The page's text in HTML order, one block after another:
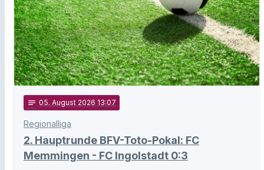
notes 05. August 2026 13:07
Regionalliga
2. Hauptrunde BFV-Toto-Pokal: FC
Memmingen - FC Ingolstadt 0:3